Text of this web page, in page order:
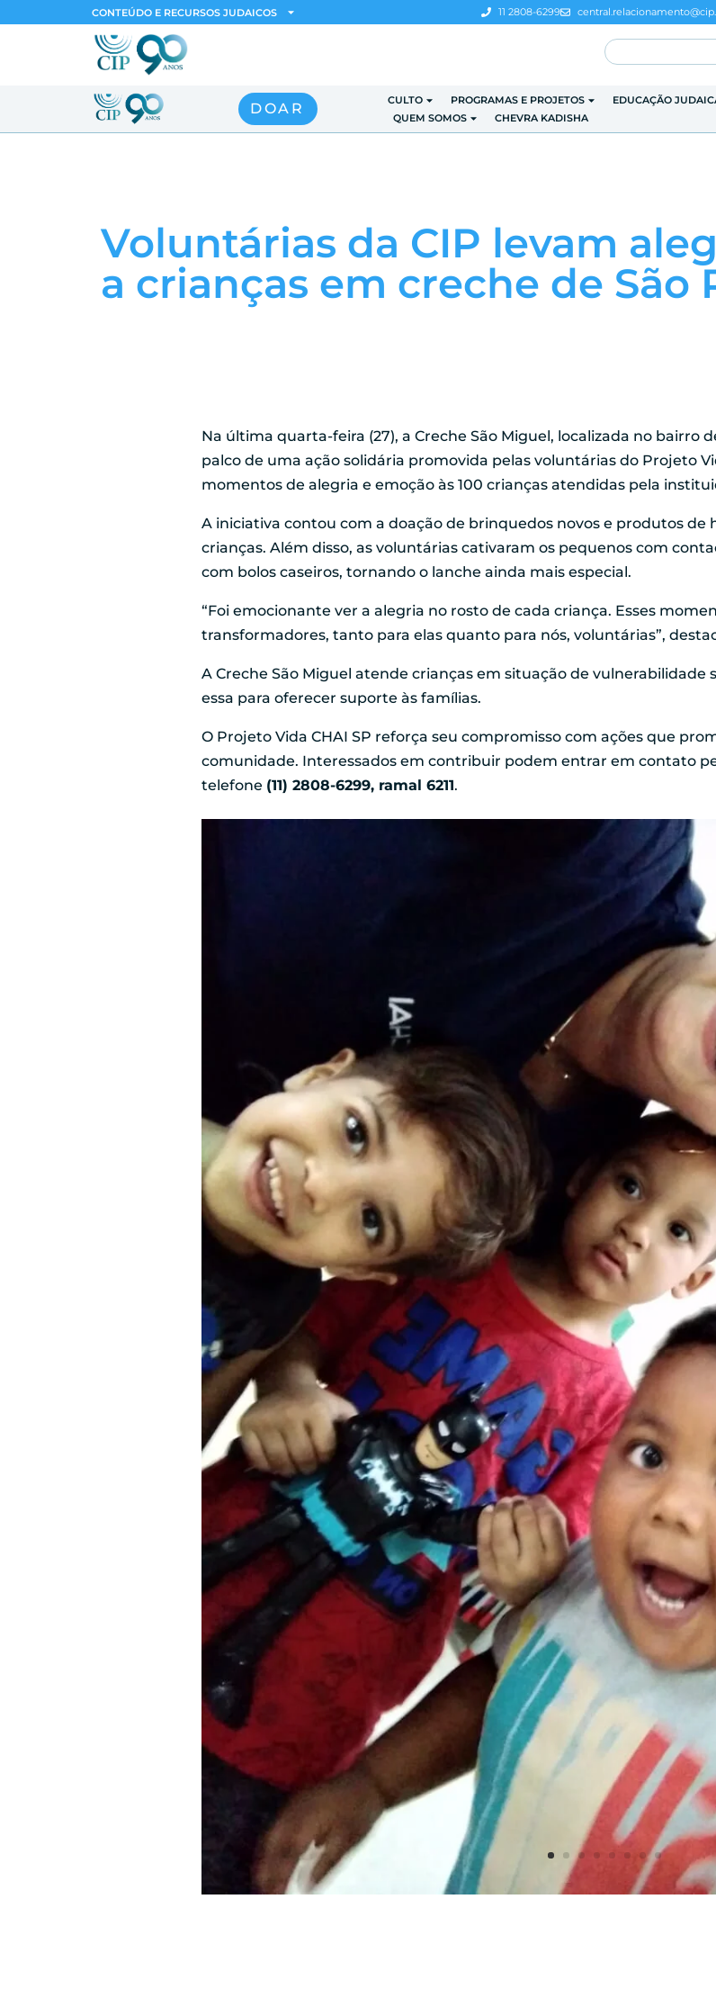
CONTEÚDO E RECURSOS JUDAICOS 11 2808-6299
DOAR CULTO PROGRAMAS E PROJETOS EDUCAÇÃO
QUEM SOMOS
CHEVRA KADISHA
Voluntárias da CIP levam
a crianças em creche de São
Na última quarta-feira (27), a Creche São Miguel, localizada no bairro
palco de uma ação solidária promovida pelas voluntárias do Projeto
momentos de alegria e emoção às 100 crianças atendidas pela
A iniciativa contou com a doação de brinquedos novos e produtos de
crianças. Além disso, as voluntárias cativaram os pequenos com
com bolos caseiros, tornando o lanche ainda mais especial.
“Foi emocionante ver a alegria no rosto de cada criança. Esses
transformadores, tanto para elas quanto para nós, voluntárias”,
A Creche São Miguel atende crianças em situação de vulnerabilidade
essa para oferecer suporte às famílias.
O Projeto Vida CHAI SP reforça seu compromisso com ações que
comunidade. Interessados em contribuir podem entrar em contato
telefone (11) 2808-6299, ramal 6211.